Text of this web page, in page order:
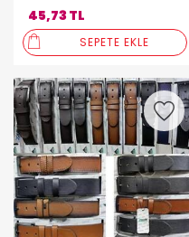
45,73 TL
SEPETE EKLE